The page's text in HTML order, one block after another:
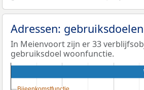
Adressen: gebruiksdoelen
In Meienvoort zijn er 33
gebruiksdoel woonfunctie.